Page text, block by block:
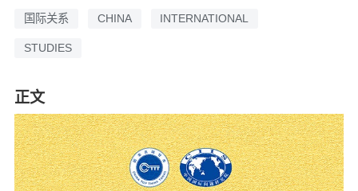
国际关系 CHINA INTERNATIONAL
STUDIES
正文